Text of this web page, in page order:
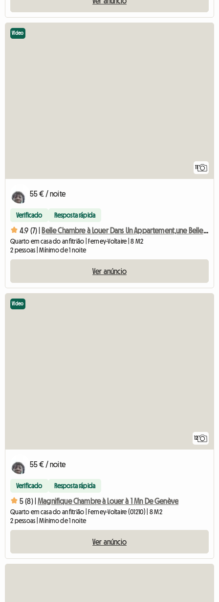
11
Vídeo
55 € / noite
Verificado Resposta rápida
4.9 (7) | Belle Chambre à Louer Dans Un Appartement,une Belle Vue Mont
Quarto em casa do anfitrião | Ferney-Voltaire | 8 M2
2 pessoas | Mínimo de 1 noite
Ver anúncio
12
Vídeo
55 € / noite
Verificado Resposta rápida
5 (8) | Magnifique Chambre à Louer à 1 Mn De Genève
Quarto em casa do anfitrião | Ferney-Voltaire (01210) | 8 M2
2 pessoas | Mínimo de 1 noite
Ver anúncio